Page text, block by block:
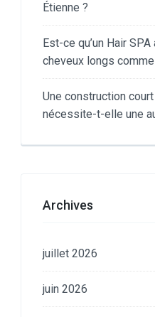
Étienne ?
Est-ce qu’un Hair
cheveux longs
Une construction
nécessite-t-elle une
Archives
juillet 2026
juin 2026